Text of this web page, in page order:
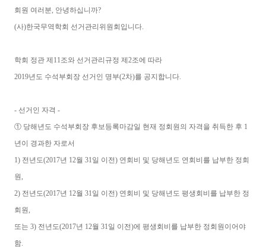
회원 여러분, 안녕하십니까?
(사)한국무역학회 선거관리위원회입니다.
학회 정관 제11조와 선거관리규정 제2조에 따라
2019년도 수석부회장 선거인 명부(2차)를 공지합니다.
- 선거인 자격 -
① 당해년도 수석부회장 후보등록마감일 현재 정회원의 자격을 취득한 후 1
년이 경과한 자로서
1) 전년도(2017년 12월 31일 이전) 연회비 및 당해년도 연회비를 납부한 정회
원,
2) 전년도(2017년 12월 31일 이전) 연회비 및 당해년도 평생회비를 납부한 정
회원,
또는 3) 전년도(2017년 12월 31일 이전)에 평생회비를 납부한 정회원이어야
함.